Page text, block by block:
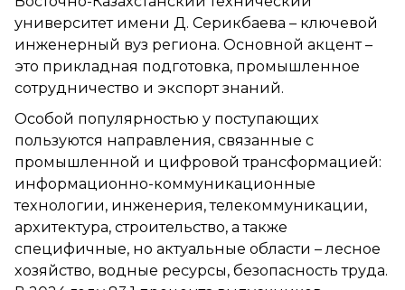
университет имени Д. Серикбаева – ключевой
инженерный вуз региона. Основной акцент –
это прикладная подготовка, промышленное
сотрудничество и экспорт знаний.
Особой популярностью у поступающих
пользуются направления, связанные с
промышленной и цифровой трансформацией:
информационно-коммуникационные
технологии, инженерия, телекоммуникации,
архитектура, строительство, а также
специфичные, но актуальные области – лесное
хозяйство, водные ресурсы, безопасность труда.